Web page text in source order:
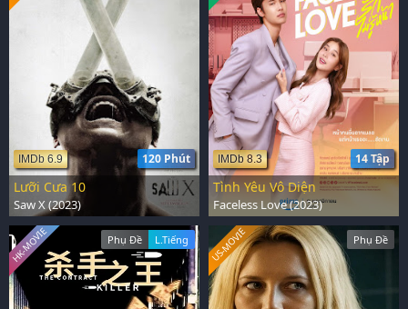
120 Phút
IMDb 6.9
Lưỡi Cưa 10
Saw X (2023)
14 Tập
IMDb 8.3
Tình Yêu Vô Diện
Faceless Love (2023)
Phụ Đề L.Tiếng
HK-MOVIE Phụ Đề
US-MOVIE